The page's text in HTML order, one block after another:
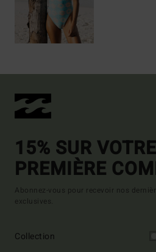
15% SUR VOTRE
PREMIÈRE
Abonnez-vous pour recevoir nos
exclusives.
Collection